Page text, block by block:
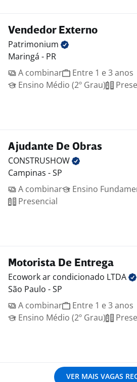
Vendedor Externo
Patrimonium
Maringá - PR
A combinar
Entre 1 e 3 anos
Ensino Médio (2º Grau)
Ajudante De Obras
CONSTRUSHOW
Campinas - SP
A combinar
Ensino
Presencial
Motorista De Entrega
Ecowork ar condicionado LTDA
São Paulo - SP
A combinar
Entre 1 e 3 anos
Ensino Médio (2º Grau)
VER MAIS VAGAS